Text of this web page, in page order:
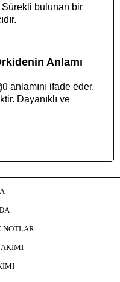
bulunan bir
Anlamı
anlamını ifade eder.
Dayanıklı ve
NOTLAR